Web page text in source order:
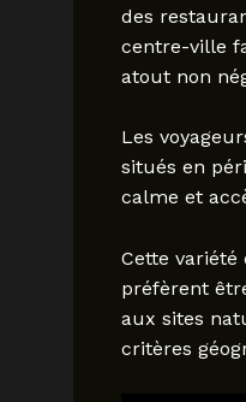
des
centre-ville
atout non
Les
situés en
calme et
Cette
préfèrent
aux sites
critères